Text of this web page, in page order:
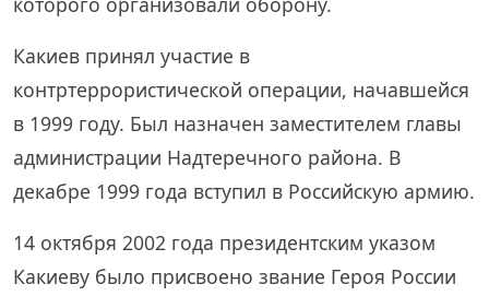
Какиев принял участие в
контртеррористической операции, начавшейся
в 1999 году. Был назначен заместителем главы
администрации Надтеречного района. В
декабре 1999 года вступил в Российскую армию.
14 октября 2002 года президентским указом
Какиеву было присвоено звание Героя России